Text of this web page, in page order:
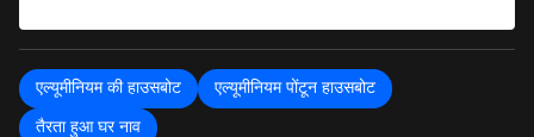
एल्यूमीनियम की हाउसबोट एल्यूमीनियम पोंटून हाउसबोट
तैरता हुआ घर नाव